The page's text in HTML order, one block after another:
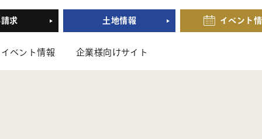
求 土地情報 イベント
イベント情報 企業様向けサイト